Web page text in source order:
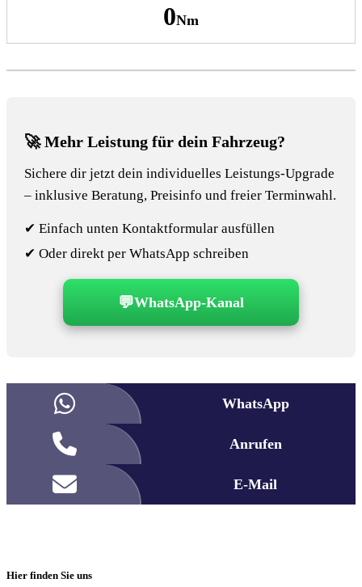
0
🚀 Mehr Leistung für dein Fahrzeug?
Sichere dir jetzt dein individuelles Leistungs-Upgrade
– inklusive Beratung, Preisinfo und freier Terminwahl.
✔ Einfach unten Kontaktformular ausfüllen
✔ Oder direkt per WhatsApp schreiben
💬WhatsApp-Kanal
WhatsApp
Anrufen
E-Mail
Hier finden Sie uns